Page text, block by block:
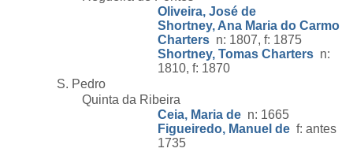
Oliveira, José de
Shortney, Ana Maria do Carmo
Charters n: 1807, f: 1875
Shortney, Tomas Charters n:
1810, f: 1870
S. Pedro
Quinta da Ribeira
Ceia, Maria de n: 1665
Figueiredo, Manuel de f: antes
1735